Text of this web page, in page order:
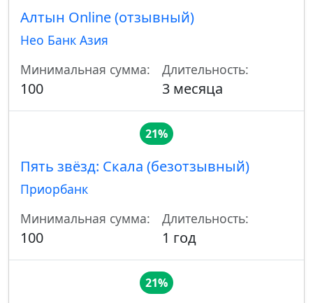
Алтын Online (отзывный)
Нео Банк Азия
Минимальная сумма:
100
Длительность:
3 месяца
21%
Пять звёзд: Скала (безотзывный)
Приорбанк
Минимальная сумма:
100
Длительность:
1 год
21%